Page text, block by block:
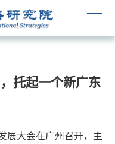
托起一个新广东
展大会在广州召开，主